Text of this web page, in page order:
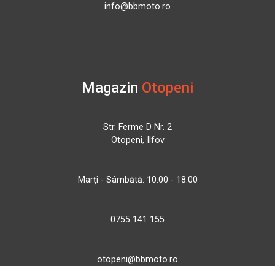
info@bbmoto.ro
Magazin Otopeni
Str. Ferme D Nr. 2
Otopeni, Ilfov
Marți - Sâmbătă: 10:00 - 18:00
0755 141 155
otopeni@bbmoto.ro